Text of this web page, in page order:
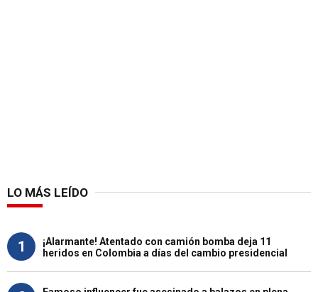
LO MÁS LEÍDO
1
¡Alarmante! Atentado con camión bomba deja 11
heridos en Colombia a días del cambio presidencial